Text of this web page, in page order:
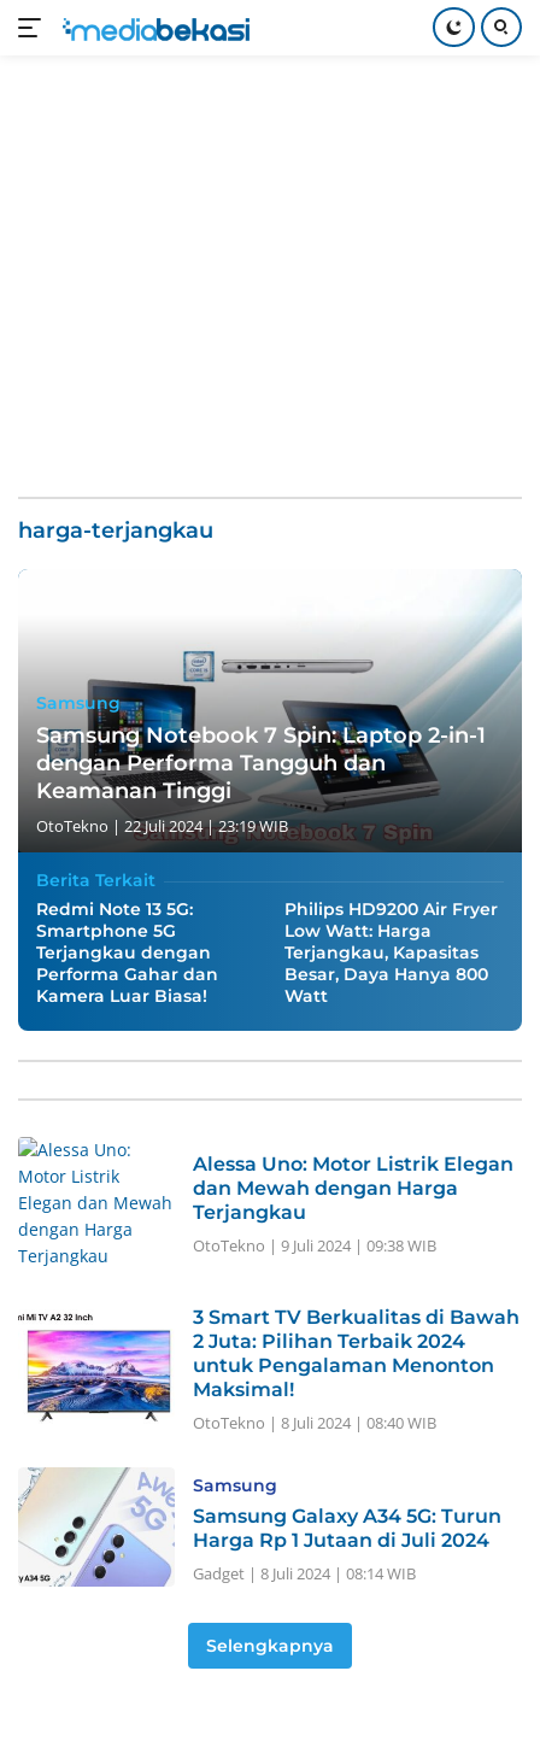
harga-terjangkau
Samsung
Samsung Notebook 7 Spin: Laptop 2-in-1
dengan Performa Tangguh dan
Keamanan Tinggi
OtoTekno | 22 Juli 2024 | 23:19 WIB
Berita Terkait
Redmi Note 13 5G:
Smartphone 5G
Terjangkau dengan
Performa Gahar dan
Kamera Luar Biasa!
Philips HD9200 Air Fryer
Low Watt: Harga
Terjangkau, Kapasitas
Besar, Daya Hanya 800
Watt
Alessa Uno: Motor Listrik Elegan
dan Mewah dengan Harga
Terjangkau
OtoTekno | 9 Juli 2024 | 09:38 WIB
3 Smart TV Berkualitas di Bawah
2 Juta: Pilihan Terbaik 2024
untuk Pengalaman Menonton
Maksimal!
OtoTekno | 8 Juli 2024 | 08:40 WIB
Samsung
Samsung Galaxy A34 5G: Turun
Harga Rp 1 Jutaan di Juli 2024
Gadget| 8 Juli 2024 | 08:14 WIB
Selengkapnya